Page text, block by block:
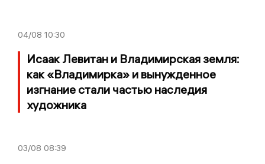
04/08 10:30
Исаак Левитан и Владимирская земля:
как «Владимирка» и вынужденное
изгнание стали частью наследия
художника
03/08 08:39